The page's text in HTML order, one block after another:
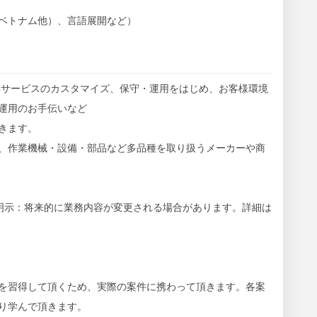
ナム他）、言語展開など）
ービスのカスタマイズ、保守・運用をはじめ、お客様環境
用のお手伝いなど
ます。
作業機械・設備・部品など多品種を取り扱うメーカーや商
：将来的に業務内容が変更される場合があります。詳細は
習得して頂くため、実際の案件に携わって頂きます。各案
んで頂きます。